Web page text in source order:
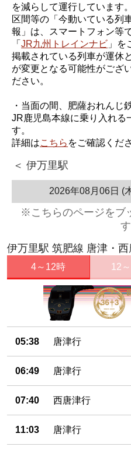
を減らして運行しています。
区間等の「今動いている列
報」は、スマートフォン等
「JR九州トレインナビ 」を
掲載されている列車が運休
が変更となる可能性がござ
ださい。
・当面の間、肥薩おれんじ
JR鹿児島本線に乗り入れる
す。
詳細はこちら をご確認くだ
＜ 伊万里駅
2026年08月06日 (
※こちらのページをブ
す
伊万里駅 筑肥線 唐津・西
4～12時 12
05:38 唐津行
06:49 唐津行
07:40 西唐津行
11:03 唐津行